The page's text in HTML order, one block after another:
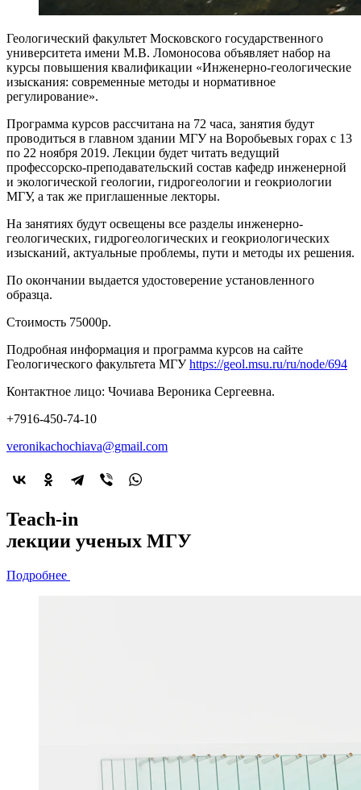
Геологический факультет Московского государственного
университета имени М.В. Ломоносова объявляет набор на
курсы повышения квалификации «Инженерно-геологические
изыскания: современные методы и нормативное
регулирование».
Программа курсов рассчитана на 72 часа, занятия будут
проводиться в главном здании МГУ на Воробьевых горах с 13
по 22 ноября 2019. Лекции будет читать ведущий
профессорско-преподавательский состав кафедр инженерной
и экологической геологии, гидрогеологии и геокриологии
МГУ, а так же приглашенные лекторы.
На занятиях будут освещены все разделы инженерно-
геологических, гидрогеологических и геокриологических
изысканий, актуальные проблемы, пути и методы их решения.
По окончании выдается удостоверение установленного
образца.
Стоимость 75000р.
Подробная информация и программа курсов на сайте
Геологического факультета МГУhttps://geol.msu.ru/ru/node/694
Контактное лицо: Чочиава Вероника Сергеевна.
+7916-450-74-10
veronikachochiava@gmail.com
2022-й год
объявленгодом минералогии
Подробнее
Teach-in
лекции ученых МГУ
Подробнее